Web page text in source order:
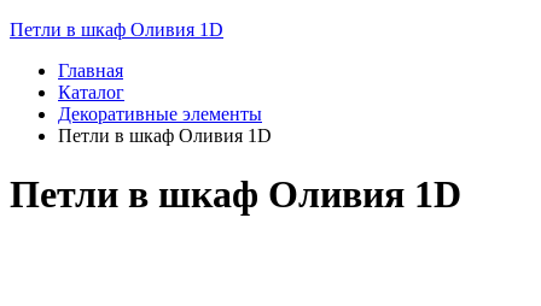
Петли в шкаф Оливия 1D
Главная
Каталог
Декоративные элементы
Петли в шкаф Оливия 1D
Петли в шкаф Оливия 1D